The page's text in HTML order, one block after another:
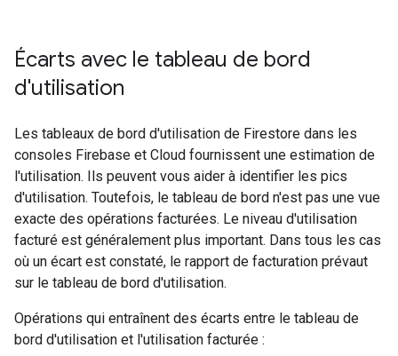
Écarts avec le tableau de bord
d'utilisation
Les tableaux de bord d'utilisation de Firestore dans les
consoles Firebase et Cloud fournissent une estimation de
l'utilisation. Ils peuvent vous aider à identifier les pics
d'utilisation. Toutefois, le tableau de bord n'est pas une vue
exacte des opérations facturées. Le niveau d'utilisation
facturé est généralement plus important. Dans tous les cas
où un écart est constaté, le rapport de facturation prévaut
sur le tableau de bord d'utilisation.
Opérations qui entraînent des écarts entre le tableau de
bord d'utilisation et l'utilisation facturée :